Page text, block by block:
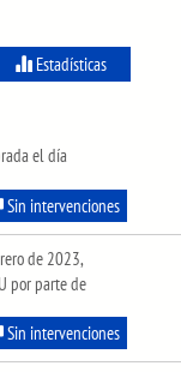
Estadísticas
el día
Sin intervenciones
de 2023,
por parte de
Sin intervenciones